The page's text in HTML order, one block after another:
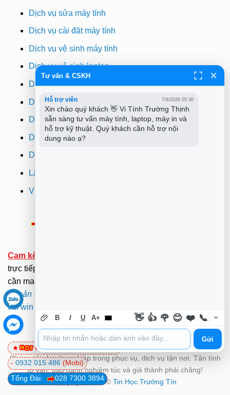
Dịch vụ sửa máy tính
Dịch vụ cài đặt máy tính
Dịch vụ vệ sinh máy tính
Dịch vụ vệ sinh laptop
Dịch vụ cài win
Dịch vụ cứu dữ liệu
Dịch vụ sửa wifi tại nhà
Dịch vụ sửa máy in
Dịch vụ nạp mực máy in
Lắp đặt camera quan sát tphcm
Vi tính Trường Thịnh
Cam kết:
trực tiếp của Khách hàng.(Hãy ở nhà gọi dịch vụ không
cần mang ra ngoài nắng mưa ). .
Khoản -
cài win quận 10
Tổng Đài: 028 7300 3894
- 0932 015 486 (Mobi)
0981 81 32 72(Viettel)
Chúng tôi chuyên nghiệp trong phục vụ, dịch vụ tận nơi. Tận tình
tư vấn, bảo hành nghiêm túc và giá thành phải chăng!
Copyright 2026 © Tin Học Trường Tín
Tư vấn & CSKH
Hỗ trợ viên 7/8/2026 05:30
Xin chào quý khách 👋 Vi Tính Trường Thịnh
sẵn sàng tư vấn máy tính, laptop, máy in và
hỗ trợ kỹ thuật. Quý khách cần hỗ trợ nội
dung nào ạ?
B I U A+ 👋 👍 🌹 😊 ❤️ 📞
Gửi